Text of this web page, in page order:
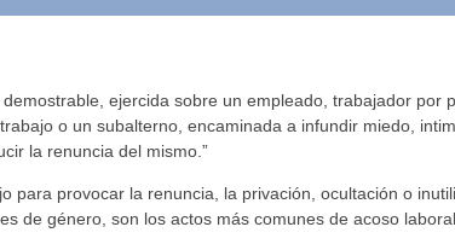
ejercida sobre un empleado, trabajador por
o un subalterno, encaminada a infundir miedo,
la renuncia del mismo.”
para provocar la renuncia, la privación, ocultación o
de género, son los actos más comunes de acoso laboral.